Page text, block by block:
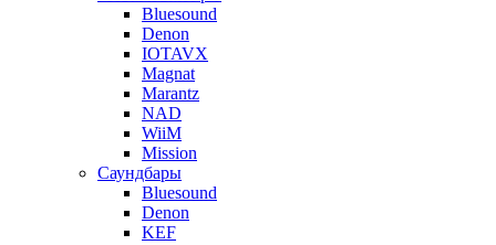
Bluesound
Denon
IOTAVX
Magnat
Marantz
NAD
WiiM
Mission
Саундбары
Bluesound
Denon
KEF